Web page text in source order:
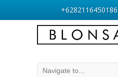
+6282116450186